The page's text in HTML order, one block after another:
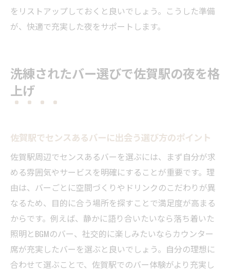
佐賀駅から気軽に行けるバーの選び方
佐賀駅の夜に合うバー選びのポイント徹底解説
雰囲気やセンスで選ぶ佐賀駅近くのバー
夜にぴったりな佐賀駅のバーの見分け方
佐賀駅で満足できるバー選びのコツを紹介
バー選びで佐賀駅の夜を快適にする方法
自分だけの特別なバーを佐賀駅で見つける方法
佐賀駅で自分好みのバーを見つけるコツ
特別な夜を演出する佐賀駅のバー探し
佐賀駅周辺で理想のバーと出会う方法
自分だけの隠れ家バーを佐賀駅で選ぶ極意
をリストアップしておくと良いでしょう。こうした準備
が、快適で充実した夜をサポートします。
洗練されたバー選びで佐賀駅の夜を格
上げ
佐賀駅でセンスあるバーに出会う選び方のポイント
佐賀駅周辺でセンスあるバーを選ぶには、まず自分が求
める雰囲気やサービスを明確にすることが重要です。理
由は、バーごとに空間づくりやドリンクのこだわりが異
なるため、目的に合う場所を探すことで満足度が高まる
からです。例えば、静かに語り合いたいなら落ち着いた
照明とBGMのバー、社交的に楽しみたいならカウンター
席が充実したバーを選ぶと良いでしょう。自分の理想に
合わせて選ぶことで、佐賀駅でのバー体験がより充実し